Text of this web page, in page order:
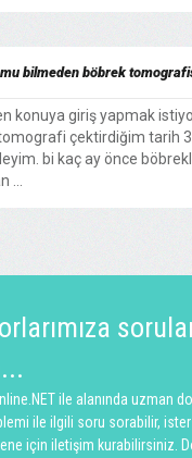
bilmeden böbrek
konuya giriş yapmak
çektirdiğim tarih
bi kaç ay önce
...
ile alanında uzman
ile ilgili soru sorabilir,
için iletişim kurabilirsiniz.